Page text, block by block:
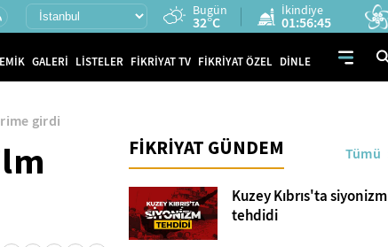
Bugün
32°C
İkindiye
01:56:44
GALERİ LİSTELER FİKRİYAT TV FİKRİYAT ÖZEL DİNLE
girdi
FİKRİYAT GÜNDEM Tümü
Kuzey Kıbrıs'ta siyonizm
tehdidi